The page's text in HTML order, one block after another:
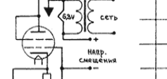
30 кГц, 86 Дб/Вт/мАкустическая система Music